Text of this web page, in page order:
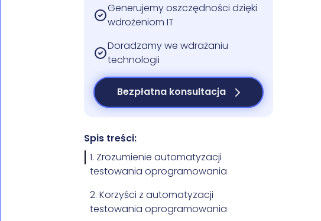
Generujemy oszczędności dzięki
wdrożeniom IT
Doradzamy we wdrażaniu
technologii
Bezpłatna konsultacja
Spis treści:
1. Zrozumienie automatyzacji
testowania oprogramowania
2. Korzyści z automatyzacji
testowania oprogramowania